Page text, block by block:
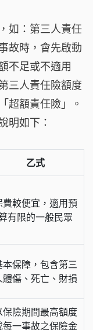
如：第三人責任
故時，會先啟動
不足或不適用
三人責任險額度
超額責任險」。
明如下：
乙式
費較便宜，適用預
有限的一般民眾
本保障，包含第三
體傷、死亡、財損
保險期間最高額度
每一事故之保險金